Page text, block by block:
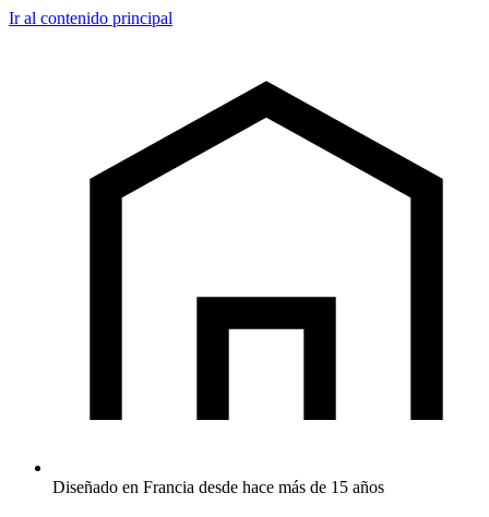
Ir al contenido principal
Diseñado en Francia desde hace más de 15 años